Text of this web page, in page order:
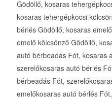
Gödöllő, kosaras
kosaras tehergépkocsi
bérlés Gödöllő, kosaras
emelő kölcsönző Gödöllő,
autó bérbeadás Fót, kosaras
szerelőkosaras autó bérlés
bérbeadás Fót,
emelőkosaras autó bérlés